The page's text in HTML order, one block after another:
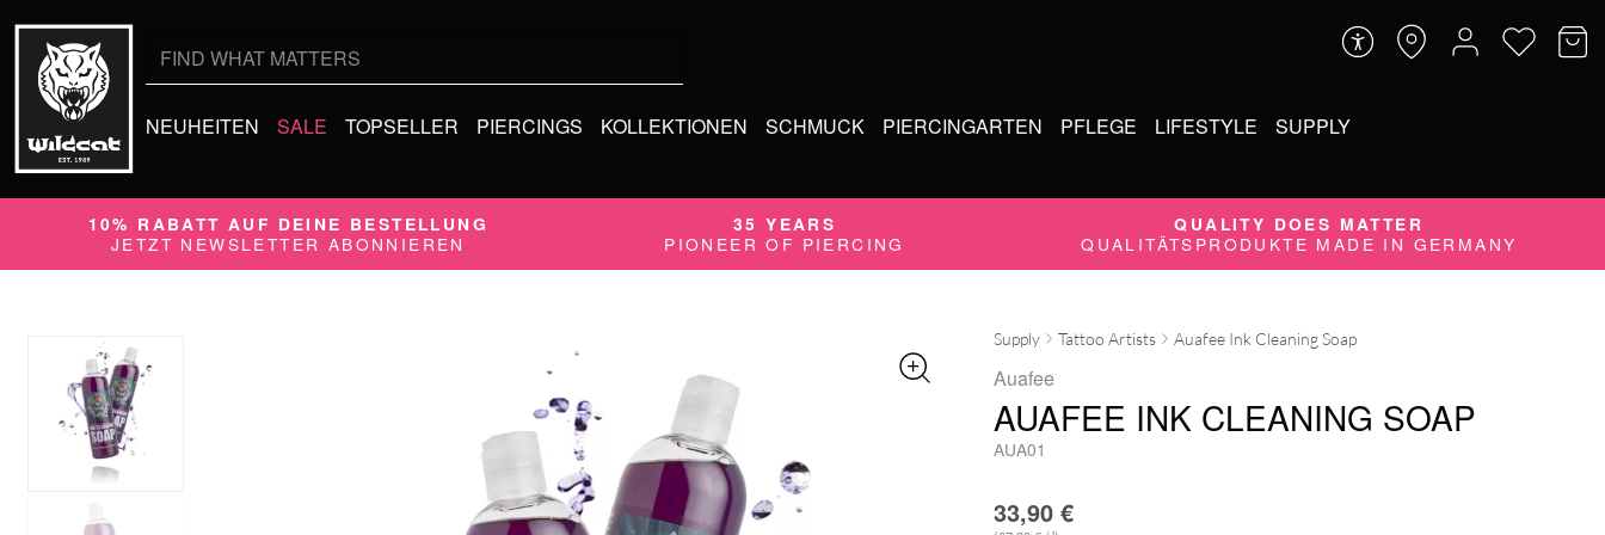
NEUHEITEN SALE TOPSELLER PIERCINGS KOLLEKTIONEN SCHMUCK PIERCINGARTEN PFLEGE LIFESTYLE SUPPLY
10% RABATT AUF DEINE BESTELLUNG
JETZT NEWSLETTER ABONNIEREN
35 YEARS
PIONEER OF PIERCING
QUALITY DOES MATTER
QUALITÄTSPRODUKTE MADE IN GERMANY
Supply Tattoo Artists Auafee Ink Cleaning Soap
Auafee
AUAFEE INK CLEANING SOAP
AUA01
33,90 €